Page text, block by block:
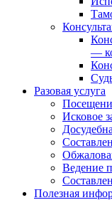
—
Разовая услуга
Исковое
Ведение
Полезная